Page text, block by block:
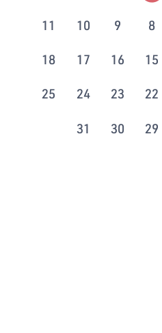
8
9
10
11
15
16
17
18
22
23
24
25
29
30
31